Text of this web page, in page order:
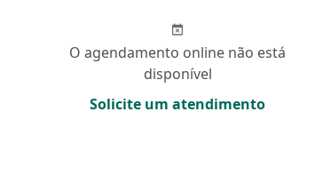
O agendamento online não está
disponível
Solicite um atendimento